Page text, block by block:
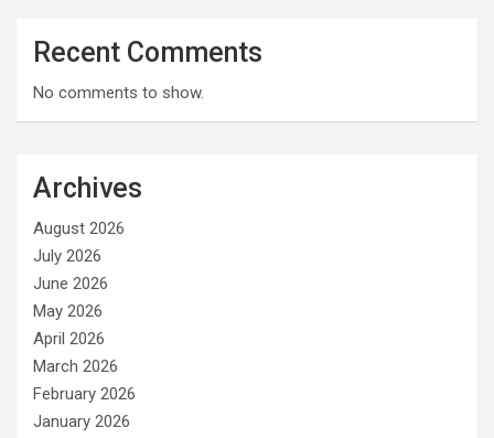
Recent Comments
No comments to show.
Archives
August 2026
July 2026
June 2026
May 2026
April 2026
March 2026
February 2026
January 2026